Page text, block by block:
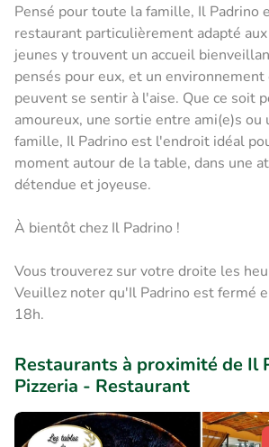
Pensé pour toute la famille, Il Padrino
restaurant particulièrement adapté
jeunes y trouvent un accueil
pensés pour eux, et un
peuvent se sentir à l'aise. Que ce soit
amoureux, une sortie entre ami(e)s ou
famille, Il Padrino est l'endroit idéal
moment autour de la table, dans une
détendue et joyeuse.
À bientôt chez Il Padrino !
Vous trouverez sur votre droite les
Veuillez noter qu'Il Padrino est fermé
18h.
Restaurants à proximité de Il
Pizzeria - Restaurant